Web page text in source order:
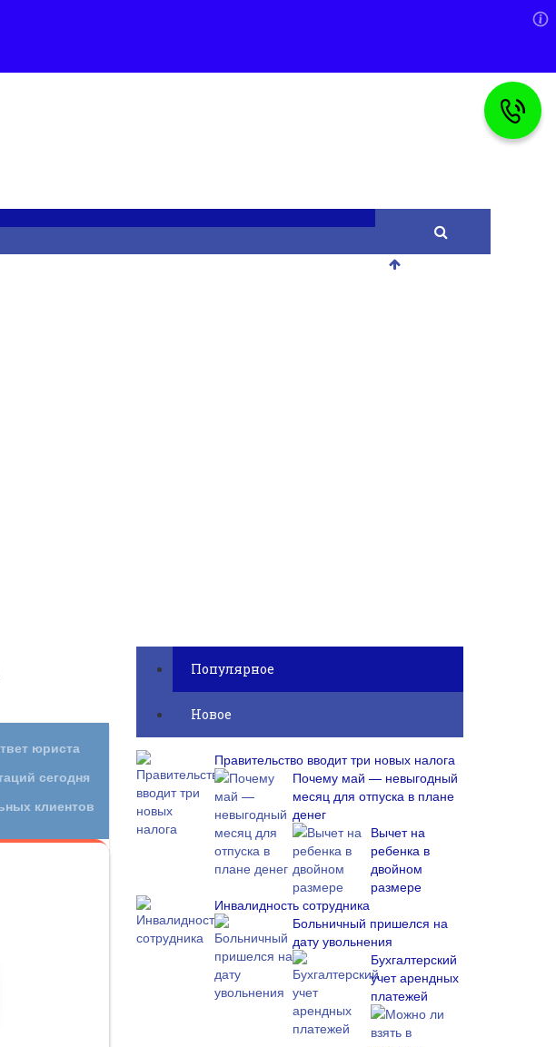
Популярное
Новое
Правительство вводит три новых налога
Почему май — невыгодный
месяц для отпуска в плане
денег
Вычет на
ребенка в
двойном
размере
Инвалидность сотрудника
Больничный пришелся на
дату увольнения
Бухгалтерский
учет арендных
платежей